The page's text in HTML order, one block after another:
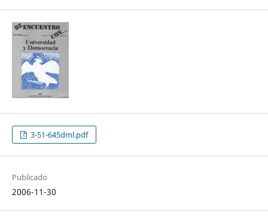
3-51-645dml.pdf
Publicado
2006-11-30